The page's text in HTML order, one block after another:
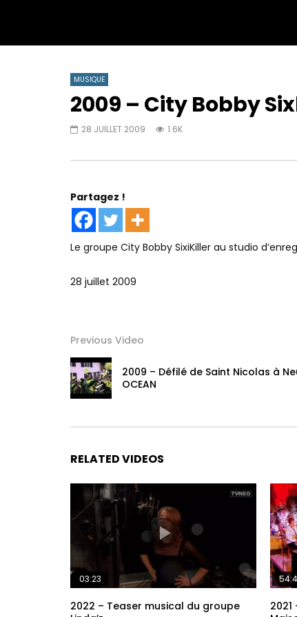
MUSIQUE
2009 – City Bobby
28 JUILLET 2009 1.6K
Partagez !
Le groupe City Bobby SixiKiller au studio
28 juillet 2009
Previous Video
2009 – Défilé de Saint Nicolas à
OCEAN
RELATED VIDEOS
03:23
2022 – Teaser musical du groupe